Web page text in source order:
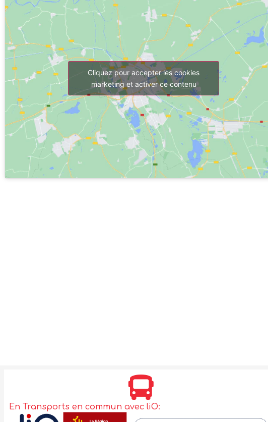
Cliquez pour accepter les cookies
marketing et activer ce contenu
En Transports en commun avec liO: